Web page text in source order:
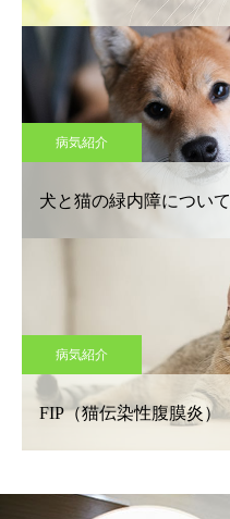
病気紹介
犬と猫の緑内障について
病気紹介
FIP（猫伝染性腹膜炎）